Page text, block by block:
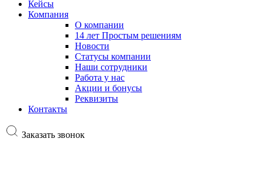
Кейсы
Компания
О компании
14 лет Простым решениям
Новости
Статусы компании
Наши сотрудники
Работа у нас
Акции и бонусы
Реквизиты
Контакты
Заказать звонок